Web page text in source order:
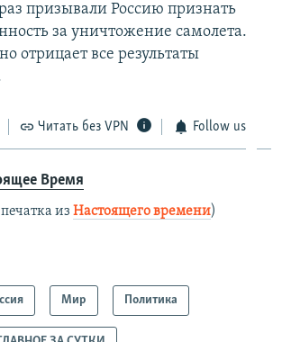
призывали Россию признать
за уничтожение самолета.
отрицает все результаты
Читать без VPN Follow us
Время
из Настоящего времени)
Мир Политика